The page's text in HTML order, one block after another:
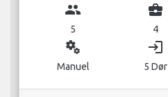
group
5
business_center
4
miscellaneous_services
Manuel
login
5 Dør